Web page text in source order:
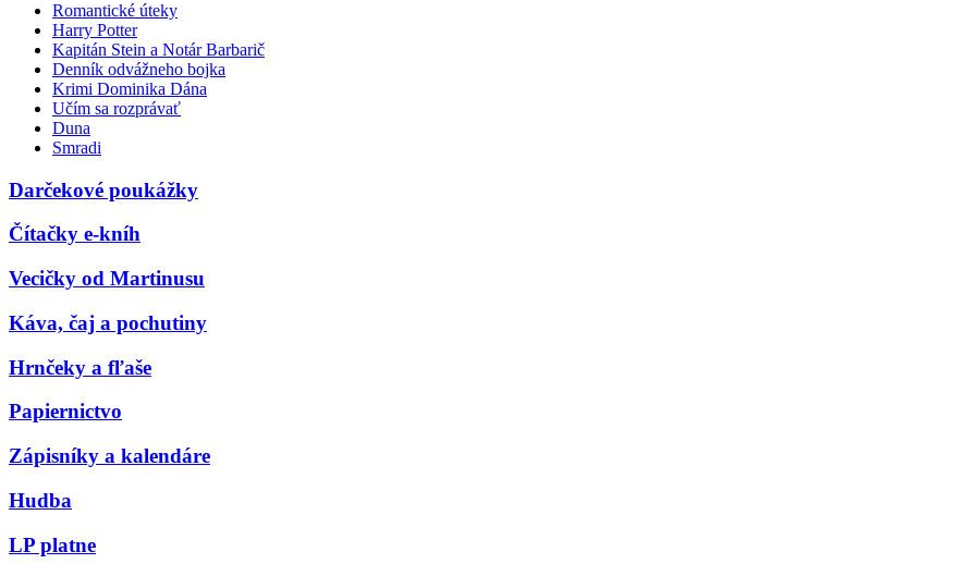
Romantické úteky
Harry Potter
Kapitán Stein a Notár Barbarič
Denník odvážneho bojka
Krimi Dominika Dána
Učím sa rozprávať
Duna
Smradi
Darčekové poukážky
Čítačky e-kníh
Vecičky od Martinusu
Káva, čaj a pochutiny
Hrnčeky a fľaše
Papiernictvo
Zápisníky a kalendáre
Hudba
LP platne